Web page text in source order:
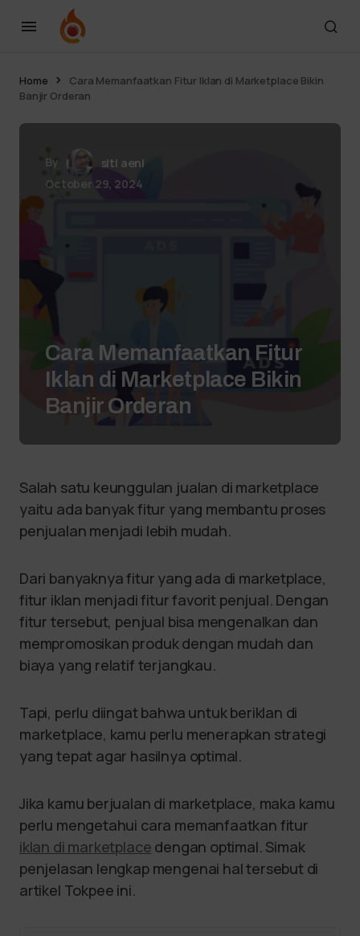
Home
Cara Memanfaatkan Fitur Iklan di Marketplace Bikin
Banjir Orderan
By
siti aeni
October 29, 2024
Cara Memanfaatkan Fitur
Iklan di Marketplace Bikin
Banjir Orderan
Salah satu keunggulan jualan di marketplace
yaitu ada banyak fitur yang membantu proses
penjualan menjadi lebih mudah.
Dari banyaknya fitur yang ada di marketplace,
fitur iklan menjadi fitur favorit penjual. Dengan
fitur tersebut, penjual bisa mengenalkan dan
mempromosikan produk dengan mudah dan
biaya yang relatif terjangkau.
Tapi, perlu diingat bahwa untuk beriklan di
marketplace, kamu perlu menerapkan strategi
yang tepat agar hasilnya optimal.
Jika kamu berjualan di marketplace, maka kamu
perlu mengetahui cara memanfaatkan fitur
iklan di marketplace dengan optimal. Simak
penjelasan lengkap mengenai hal tersebut di
artikel Tokpee ini.